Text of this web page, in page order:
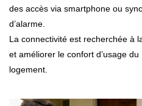
des accès via smartphone ou
d’alarme.
La connectivité est recherchée à
et améliorer le confort d’usage du
logement.